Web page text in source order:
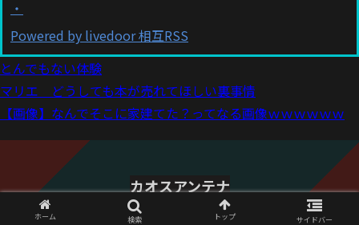
Powered by livedoor 相互RSS
とんでもない体験
マリエ どうしても本が売れてほしい裏事情
【画像】なんでそこに家建てた？ってなる画像ｗｗｗｗｗｗ
カオスアンテナ
© 2021 カオスアンテナ.
ホーム 検索 トップ サイドバー